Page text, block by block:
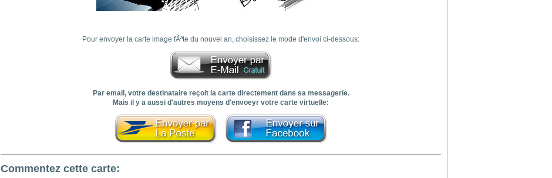
Pour envoyer la carte image fÃªte du nouvel an, choisissez le mode d'envoi ci-dessous:
Par email, votre destinataire reçoit la carte directement dans sa messagerie.
Mais il y a aussi d'autres moyens d'envoeyr votre carte virtuelle:
Commentez cette carte: